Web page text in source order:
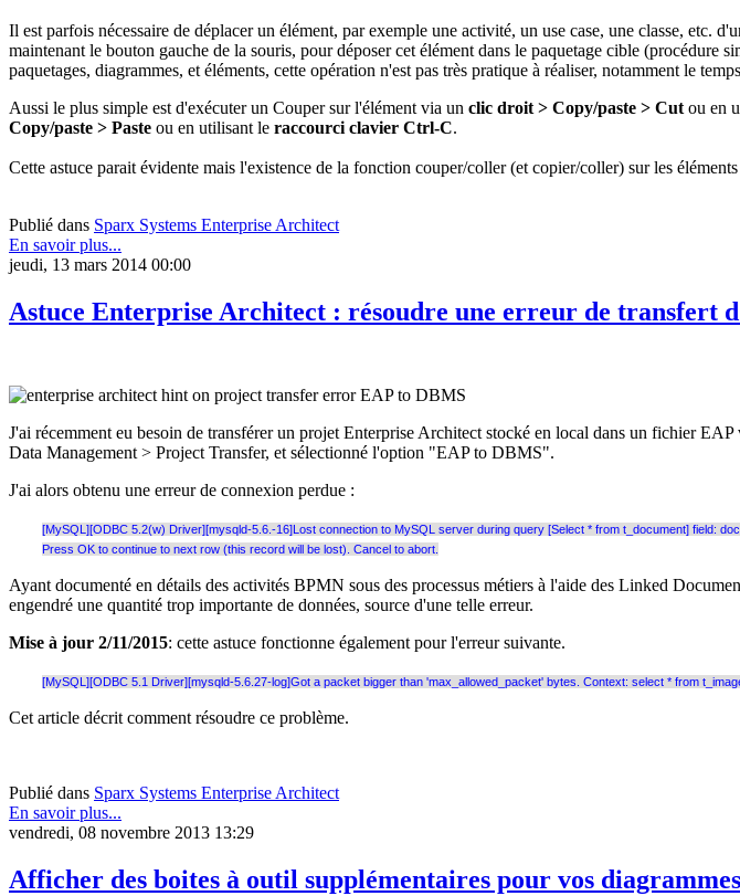
Il est parfois nécessaire de déplacer un élément, par exemple une activité, un use case, une classe, etc.
maintenant le bouton gauche de la souris, pour déposer cet élément dans le paquetage cible
paquetages, diagrammes, et éléments, cette opération n'est pas très pratique à réaliser, notamment le
Aussi le plus simple est d'exécuter un Couper sur l'élément via un clic droit > Copy/paste > Cut ou en
Copy/paste > Paste ou en utilisant le raccourci clavier Ctrl-C.
Cette astuce parait évidente mais l'existence de la fonction couper/coller (et copier/coller) sur les
Publié dans Sparx Systems Enterprise Architect
En savoir plus...
jeudi, 13 mars 2014 00:00
Astuce Enterprise Architect : résoudre une erreur de transfert
J'ai récemment eu besoin de transférer un projet Enterprise Architect stocké en local dans un fichier
Data Management > Project Transfer, et sélectionné l'option "EAP to DBMS".
J'ai alors obtenu une erreur de connexion perdue :
[MySQL][ODBC 5.2(w) Driver][mysqld-5.6.-16]Lost connection to MySQL server during query [Select * from t_document] field:
Press OK to continue to next row (this record will be lost). Cancel to abort.
Ayant documenté en détails des activités BPMN sous des processus métiers à l'aide des Linked
engendré une quantité trop importante de données, source d'une telle erreur.
Mise à jour 2/11/2015: cette astuce fonctionne également pour l'erreur suivante.
[MySQL][ODBC 5.1 Driver][mysqld-5.6.27-log]Got a packet bigger than 'max_allowed_packet' bytes. Context: select * from
Cet article décrit comment résoudre ce problème.
Publié dans Sparx Systems Enterprise Architect
En savoir plus...
vendredi, 08 novembre 2013 13:29
Afficher des boites à outil supplémentaires pour vos